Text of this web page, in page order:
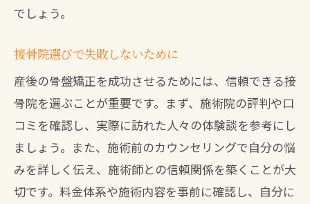
でしょう。
接骨院選びで失敗しないために
産後の骨盤矯正を成功させるためには、信頼できる接
骨院を選ぶことが重要です。まず、施術院の評判や口
コミを確認し、実際に訪れた人々の体験談を参考にし
ましょう。また、施術前のカウンセリングで自分の悩
みを詳しく伝え、施術師との信頼関係を築くことが大
切です。料金体系や施術内容を事前に確認し、自分に